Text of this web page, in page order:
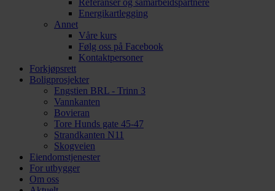
Energikartlegging
Annet
Våre kurs
Følg oss på Facebook
Kontaktpersoner
Forkjøpsrett
Boligprosjekter
Engstien BRL - Trinn 3
Vannkanten
Bovieran
Tore Hunds gate 45-47
Strandkanten N11
Skogveien
Eiendomstjenester
For utbygger
Om oss